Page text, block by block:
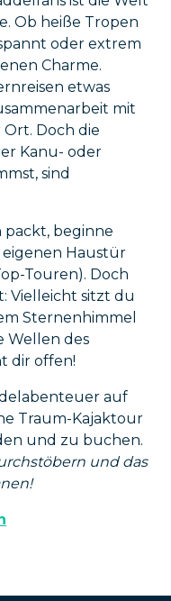
Ob heiße Tropen
oder extrem
Charme.
etwas
mit
Doch die
Kanu- oder
sind
packt, beginne
Haustür
Touren). Doch
Vielleicht sitzt du
Sternenhimmel
Wellen des
dir offen!
auf
Traum-Kajaktour
und zu buchen.
und das